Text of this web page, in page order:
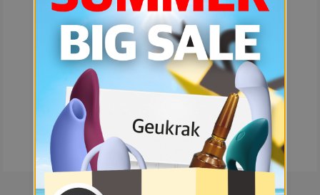
예상치 못한 에러입니다.